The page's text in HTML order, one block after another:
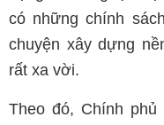
có những chính
chuyện xây dựng
rất xa vời.
Theo đó, Chính